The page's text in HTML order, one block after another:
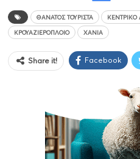
ΘΆΝΑΤΟΣ ΤΟΥΡΊΣΤΑ ΚΕΝΤΡΙΚΌ
ΚΡΟΥΑΖΙΕΡΟΠΛΟΙΟ ΧΑΝΙΆ
Share it! Facebook